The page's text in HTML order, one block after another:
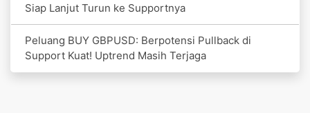
Siap Lanjut Turun ke Supportnya
Peluang BUY GBPUSD: Berpotensi Pullback di
Support Kuat! Uptrend Masih Terjaga